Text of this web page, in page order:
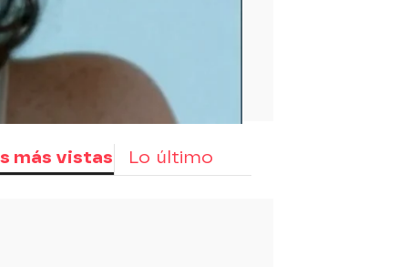
más vistas Lo último